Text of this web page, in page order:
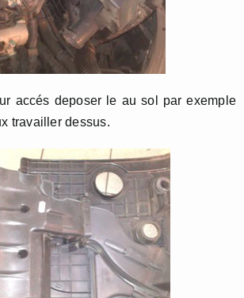
accés deposer le au sol par exemple
travailler dessus.